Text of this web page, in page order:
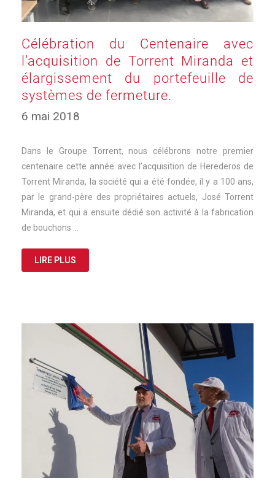
Célébration du Centenaire avec
l’acquisition de Torrent Miranda et
élargissement du portefeuille de
systèmes de fermeture.
6 mai 2018
Dans le Groupe Torrent, nous célébrons notre premier
centenaire cette année avec l’acquisition de Herederos de
Torrent Miranda, la société qui a été fondée, il y a 100 ans,
par le grand-père des propriétaires actuels, José Torrent
Miranda, et qui a ensuite dédié son activité à la fabrication
de bouchons …
LIRE PLUS